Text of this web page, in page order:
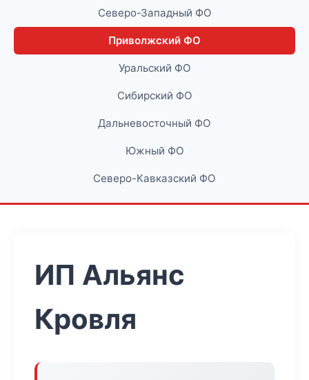
Северо-Западный ФО
Приволжский ФО
Уральский ФО
Сибирский ФО
Дальневосточный ФО
Южный ФО
Северо-Кавказский ФО
ИП Альянс
Кровля